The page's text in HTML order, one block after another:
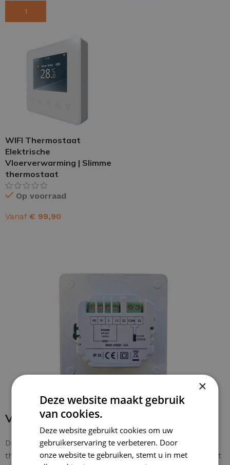
WIFI Thermostaat
Elektrische
Vloerverwarming | Slimme
thermostaat
Op voorraad
Vanaf € 99,90
Verbinding maken met thermostaat
De bedrading is makkelijk te verbinden met de
thermostaat. Degroene/geel draad van de mat
wordt
×
Deze website maakt gebruik
van cookies.
Deze website gebruikt cookies om uw
gebruikerservaring te verbeteren. Door
onze website te gebruiken, stemt u in met